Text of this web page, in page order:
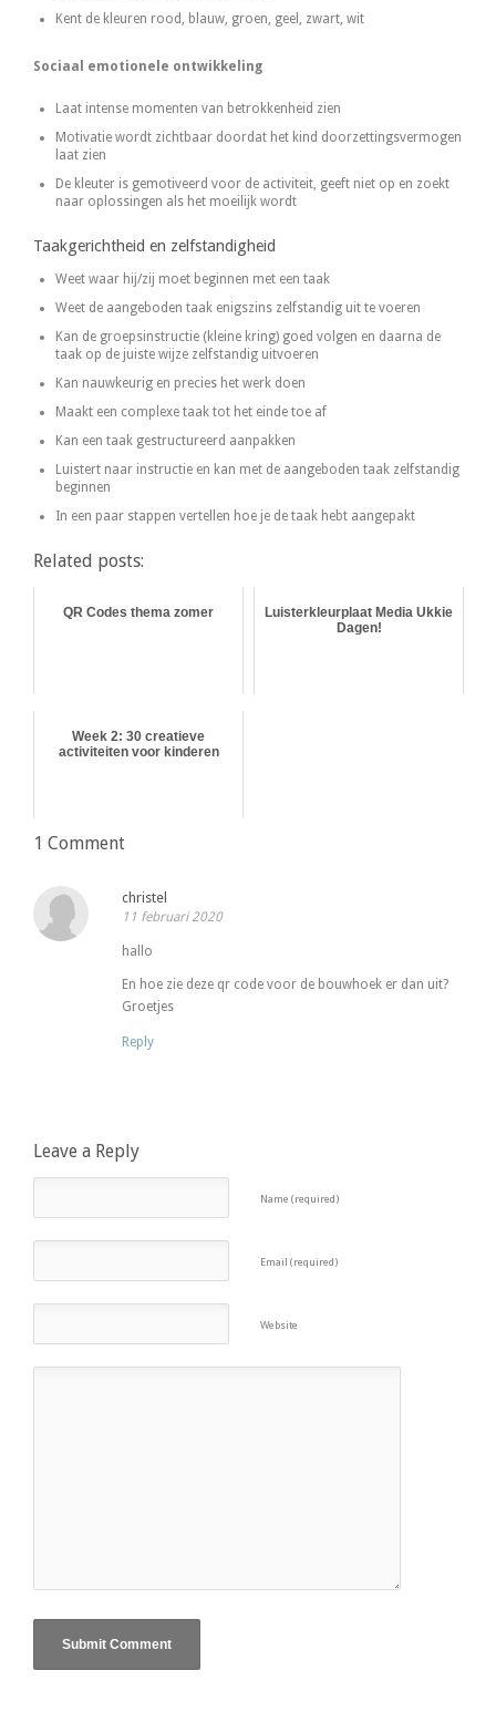
Kent de kleuren rood, blauw, groen, geel, zwart, wit
Sociaal emotionele ontwikkeling
Laat intense momenten van betrokkenheid zien
Motivatie wordt zichtbaar doordat het kind doorzettingsvermogen
laat zien
De kleuter is gemotiveerd voor de activiteit, geeft niet op en zoekt
naar oplossingen als het moeilijk wordt
Taakgerichtheid en zelfstandigheid
Weet waar hij/zij moet beginnen met een taak
Weet de aangeboden taak enigszins zelfstandig uit te voeren
Kan de groepsinstructie (kleine kring) goed volgen en daarna de
taak op de juiste wijze zelfstandig uitvoeren
Kan nauwkeurig en precies het werk doen
Maakt een complexe taak tot het einde toe af
Kan een taak gestructureerd aanpakken
Luistert naar instructie en kan met de aangeboden taak zelfstandig
beginnen
In een paar stappen vertellen hoe je de taak hebt aangepakt
Related posts:
QR Codes thema zomer
Luisterkleurplaat Media Ukkie
Dagen!
Week 2: 30 creatieve
activiteiten voor kinderen
1 Comment
christel
11 februari 2020
hallo
En hoe zie deze qr code voor de bouwhoek er dan uit?
Groetjes
Reply
Leave a Reply
Name (required)
Email (required)
Website